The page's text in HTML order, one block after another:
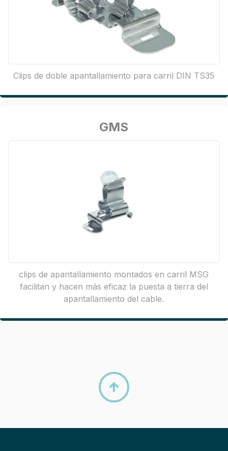
Clips de doble apantallamiento para carril DIN TS35
GMS
clips de apantallamiento montados en carril MSG
facilitan y hacen más eficaz la puesta a tierra del
apantallamiento del cable.
